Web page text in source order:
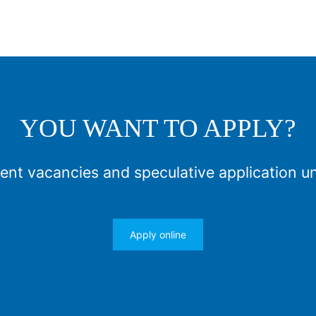
YOU WANT TO APPLY?
vacancies and speculative application
Apply online